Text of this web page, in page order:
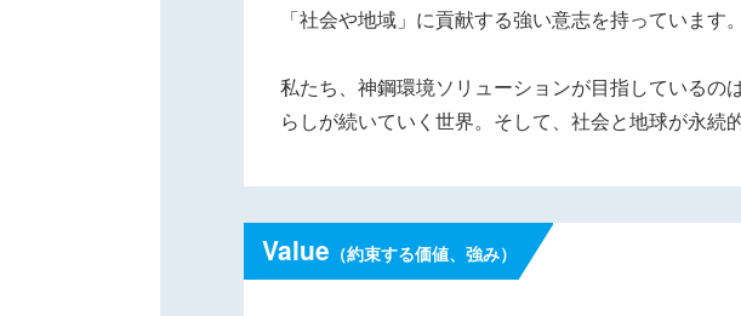
「社会や地域」に貢献する強い意志を持っています。
私たち、神鋼環境ソリューションが目指しているの
らしが続いていく世界。そして、社会と地球が永続
Value （約束する価値、強み）